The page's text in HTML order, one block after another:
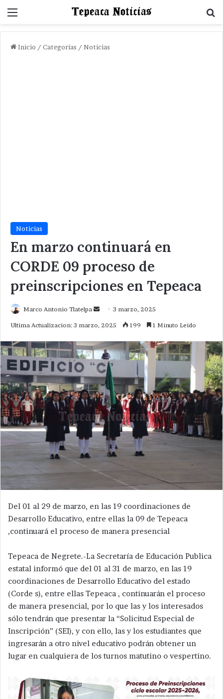
Menu
Inicio / Categorias / Noticias
Noticias
En marzo continuará en
CORDE 09 proceso de
preinscripciones en Tepeaca
Marco Antonio Tlatelpa
Send3 marzo, 2025
Ultima Actualizacion: 3 marzo, 2025 199 1 Minuto Leido
Del 01 al 29 de marzo, en las 19 coordinaciones de
Desarrollo Educativo, entre ellas la 09 de Tepeaca
,continuará el proceso de manera presencial
Tepeaca de Negrete.-La Secretaría de Educación Publica
estatal informó que del 01 al 31 de marzo, en las 19
coordinaciones de Desarrollo Educativo del estado
(Corde s), entre ellas Tepeaca , continuarán el proceso
de manera presencial, por lo que las y los interesados
sólo tendrán que presentar la “Solicitud Especial de
Inscripción” (SEI), y con ello, las y los estudiantes que
ingresarán a otro nivel educativo podrán obtener un
lugar en cualquiera de los turnos matutino o vespertino.